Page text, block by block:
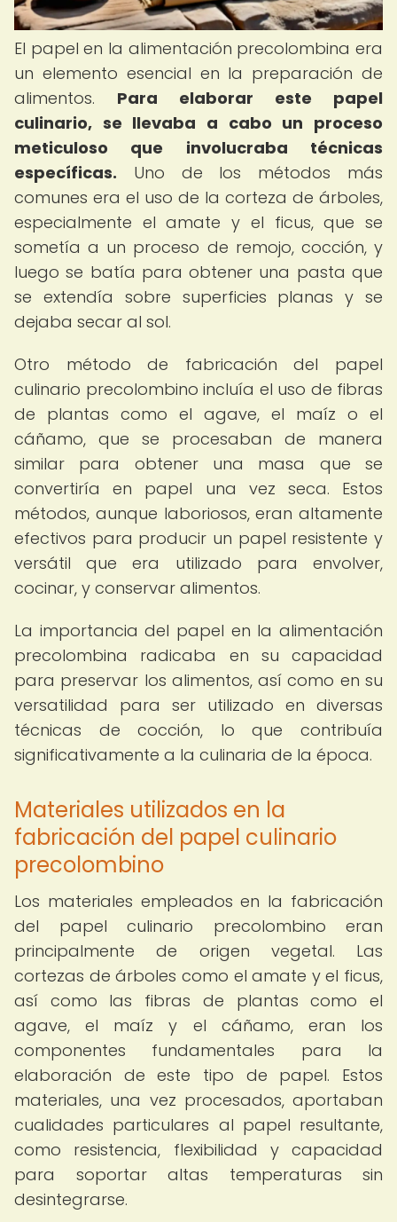
El papel en la alimentación precolombina era
un elemento esencial en la preparación de
alimentos. Para elaborar este papel
culinario, se llevaba a cabo un proceso
meticuloso que involucraba técnicas
específicas. Uno de los métodos más
comunes era el uso de la corteza de árboles,
especialmente el amate y el ficus, que se
sometía a un proceso de remojo, cocción, y
luego se batía para obtener una pasta que
se extendía sobre superficies planas y se
dejaba secar al sol.
Otro método de fabricación del papel
culinario precolombino incluía el uso de fibras
de plantas como el agave, el maíz o el
cáñamo, que se procesaban de manera
similar para obtener una masa que se
convertiría en papel una vez seca. Estos
métodos, aunque laboriosos, eran altamente
efectivos para producir un papel resistente y
versátil que era utilizado para envolver,
cocinar, y conservar alimentos.
La importancia del papel en la alimentación
precolombina radicaba en su capacidad
para preservar los alimentos, así como en su
versatilidad para ser utilizado en diversas
técnicas de cocción, lo que contribuía
significativamente a la culinaria de la época.
Materiales utilizados en la
fabricación del papel culinario
precolombino
Los materiales empleados en la fabricación
del papel culinario precolombino eran
principalmente de origen vegetal. Las
cortezas de árboles como el amate y el ficus,
así como las fibras de plantas como el
agave, el maíz y el cáñamo, eran los
componentes fundamentales para la
elaboración de este tipo de papel. Estos
materiales, una vez procesados, aportaban
cualidades particulares al papel resultante,
como resistencia, flexibilidad y capacidad
para soportar altas temperaturas sin
desintegrarse.